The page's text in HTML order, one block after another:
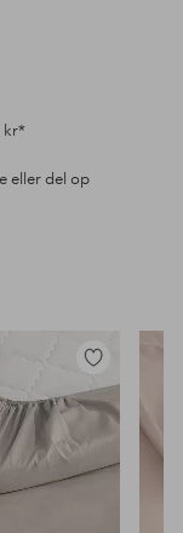
kr*
eller del op
Tilføj
til
favoritter